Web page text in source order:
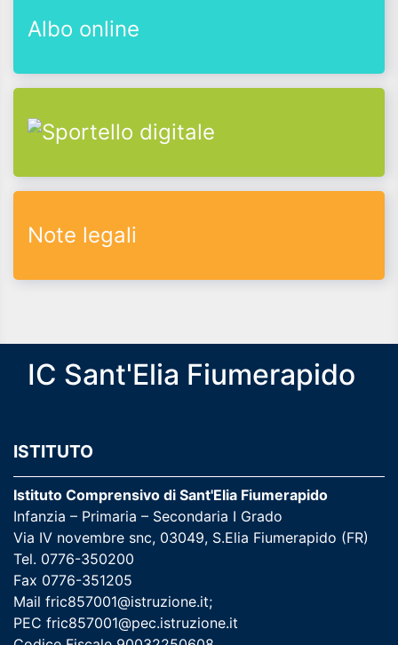
Albo online
Note legali
IC Sant'Elia Fiumerapido
ISTITUTO
Istituto Comprensivo di Sant'Elia Fiumerapido
Infanzia – Primaria – Secondaria I Grado
Via IV novembre snc, 03049, S.Elia Fiumerapido (FR)
Tel. 0776-350200
Fax 0776-351205
Mail fric857001@istruzione.it;
PEC fric857001@pec.istruzione.it